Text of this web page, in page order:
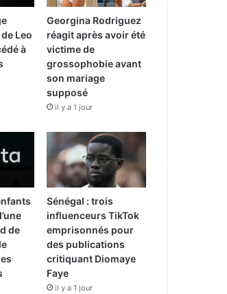
Leo
à
Georgina Rodriguez
réagit après avoir été
victime de
grossophobie avant
son mariage
supposé
il y a 1 jour
de
Sénégal : trois
influenceurs TikTok
emprisonnés pour
des publications
critiquant Diomaye
Faye
il y a 1 jour